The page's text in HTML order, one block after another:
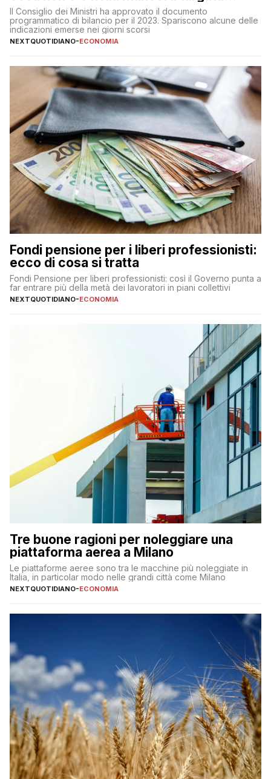
Meloni
Il Consiglio dei Ministri ha approvato il documento
programmatico di bilancio per il 2023. Spariscono alcune delle
indicazioni emerse nei giorni scorsi
NEXTQUOTIDIANO-ECONOMIA
Fondi pensione per i liberi professionisti:
ecco di cosa si tratta
Fondi Pensione per liberi professionisti: così il Governo punta a
far entrare più della metà dei lavoratori in piani collettivi
NEXTQUOTIDIANO-ECONOMIA
Tre buone ragioni per noleggiare una
piattaforma aerea a Milano
Le piattaforme aeree sono tra le macchine più noleggiate in
Italia, in particolar modo nelle grandi città come Milano
NEXTQUOTIDIANO-ECONOMIA